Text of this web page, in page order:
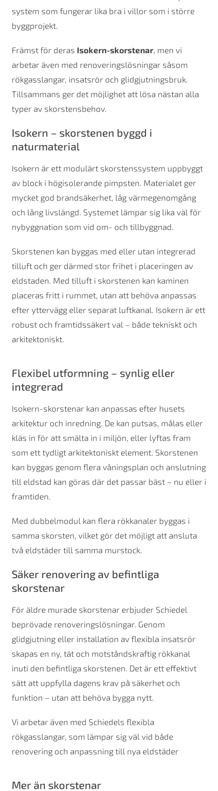
system som fungerar lika bra i villor som i större
byggprojekt.
Främst för deras Isokern-skorstenar, men vi
arbetar även med renoveringslösningar såsom
rökgasslangar, insatsrör och glidgjutningsbruk.
Tillsammans ger det möjlighet att lösa nästan alla
typer av skorstensbehov.
Isokern – skorstenen byggd i
naturmaterial
Isokern är ett modulärt skorstenssystem uppbyggt
av block i högisolerande pimpsten. Materialet ger
mycket god brandsäkerhet, låg värmegenomgång
och lång livslängd. Systemet lämpar sig lika väl för
nybyggnation som vid om- och tillbyggnad.
Skorstenen kan byggas med eller utan integrerad
tilluft och ger därmed stor frihet i placeringen av
eldstaden. Med tilluft i skorstenen kan kaminen
placeras fritt i rummet, utan att behöva anpassas
efter yttervägg eller separat luftkanal. Isokern är ett
robust och framtidssäkert val – både tekniskt och
arkitektoniskt.
Flexibel utformning – synlig eller
integrerad
Isokern-skorstenar kan anpassas efter husets
arkitektur och inredning. De kan putsas, målas eller
kläs in för att smälta in i miljön, eller lyftas fram
som ett tydligt arkitektoniskt element. Skorstenen
kan byggas genom flera våningsplan och anslutning
till eldstad kan göras där det passar bäst – nu eller i
framtiden.
Med dubbelmodul kan flera rökkanaler byggas i
samma skorsten, vilket gör det möjligt att ansluta
två eldstäder till samma murstock.
Säker renovering av befintliga
skorstenar
För äldre murade skorstenar erbjuder Schiedel
beprövade renoveringslösningar. Genom
glidgjutning eller installation av flexibla insatsrör
skapas en ny, tät och motståndskraftig rökkanal
inuti den befintliga skorstenen. Det är ett effektivt
sätt att uppfylla dagens krav på säkerhet och
funktion – utan att behöva bygga nytt.
Vi arbetar även med Schiedels flexibla
rökgasslangar, som lämpar sig väl vid både
renovering och anpassning till nya eldstäder
Mer än skorstenar